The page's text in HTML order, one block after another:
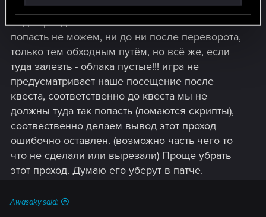
(туда можно попасть и без усиленных ног.)
Ведь пройдя квест в облака мы больше
попасть не можем, ни до ни после переворота,
только тем обходным путём, но всё же, если
туда залезть - облака пустые!!! игра не
предусматривает наше посещение после
квеста, соответственно до квеста мы не
должны туда так попасть (ломаются скрипты),
соотвественно делаем вывод этот проход
ошибочно оставлен. (возможно часть чего то
что не сделали или вырезали) Проще убрать
этот проход. Думаю его уберут в патче.
Awasaky said: